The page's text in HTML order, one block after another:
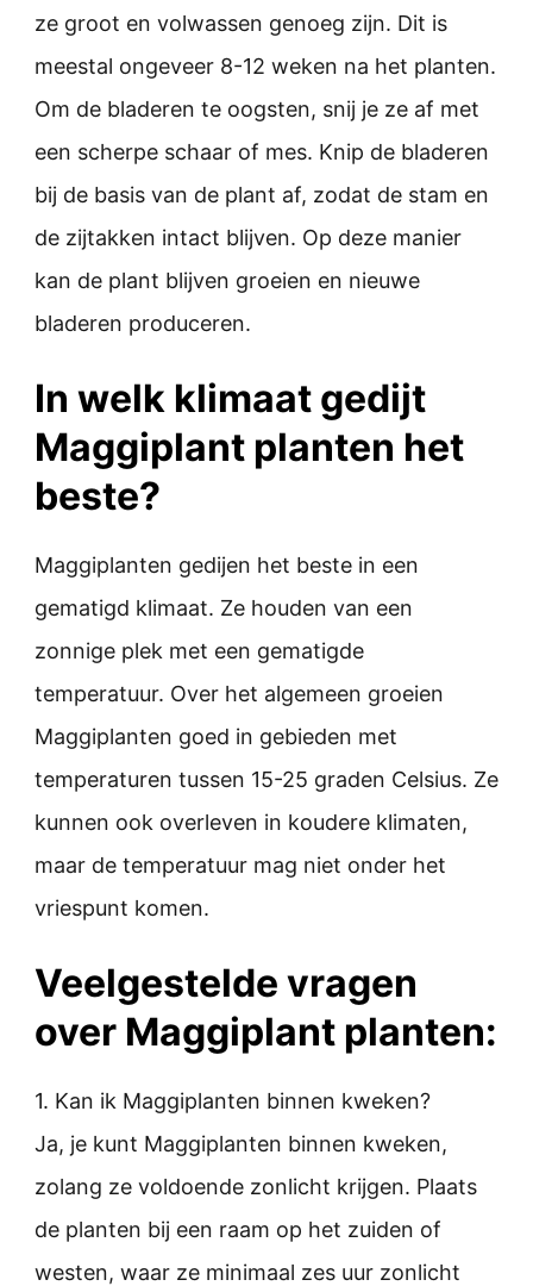
ze groot en volwassen genoeg zijn. Dit is
meestal ongeveer 8-12 weken na het planten.
Om de bladeren te oogsten, snij je ze af met
een scherpe schaar of mes. Knip de bladeren
bij de basis van de plant af, zodat de stam en
de zijtakken intact blijven. Op deze manier
kan de plant blijven groeien en nieuwe
bladeren produceren.
In welk klimaat gedijt
Maggiplant planten het
beste?
Maggiplanten gedijen het beste in een
gematigd klimaat. Ze houden van een
zonnige plek met een gematigde
temperatuur. Over het algemeen groeien
Maggiplanten goed in gebieden met
temperaturen tussen 15-25 graden Celsius. Ze
kunnen ook overleven in koudere klimaten,
maar de temperatuur mag niet onder het
vriespunt komen.
Veelgestelde vragen
over Maggiplant planten:
1. Kan ik Maggiplanten binnen kweken?
Ja, je kunt Maggiplanten binnen kweken,
zolang ze voldoende zonlicht krijgen. Plaats
de planten bij een raam op het zuiden of
westen, waar ze minimaal zes uur zonlicht